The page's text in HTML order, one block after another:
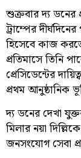
শুক্রবার দ্য ডনের
ট্রাম্পের
হিসেবে কাজ
প্রতিমাসে তিনি
প্রেসিডেন্টের
প্রথম আনুষ্ঠানিক
দ্য ডনের দেখা
মিলার নয়া
জনসংযোগ সেবা